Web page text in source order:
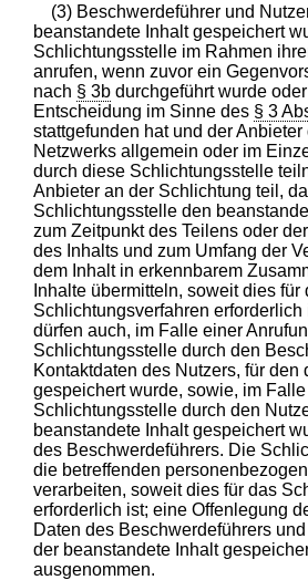
(3) Beschwerdeführer und
beanstandete Inhalt gespeichert
Schlichtungsstelle im Rahmen
anrufen, wenn zuvor ein
nach § 3b durchgeführt wurde
Entscheidung im Sinne des § 3
stattgefunden hat und der
Netzwerks allgemein oder im
durch diese Schlichtungsstelle
Anbieter an der Schlichtung teil,
Schlichtungsstelle den
zum Zeitpunkt des Teilens oder
des Inhalts und zum Umfang der
dem Inhalt in erkennbarem
Inhalte übermitteln, soweit dies für
Schlichtungsverfahren erforderlich
dürfen auch, im Falle einer
Schlichtungsstelle durch den
Kontaktdaten des Nutzers, für den
gespeichert wurde, sowie, im
Schlichtungsstelle durch den
beanstandete Inhalt gespeichert
des Beschwerdeführers. Die
die betreffenden
verarbeiten, soweit dies für das
erforderlich ist; eine Offenlegung
Daten des Beschwerdeführers
der beanstandete Inhalt
ausgenommen.